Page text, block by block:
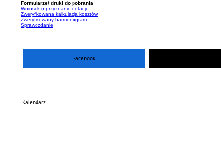
Formularze/ druki do pobrania
Wniosek o przyznanie dotacji
Zweryfikowana kalkulacja kosztów
Zweryfikowany harmonogram
Sprawozdanie
Facebook
Kalendarz